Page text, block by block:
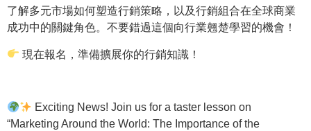
了解多元市場如何塑造行銷策略，以及行銷組合在全球商業
成功中的關鍵角色。不要錯過這個向行業翹楚學習的機會！
現在報名，準備擴展你的行銷知識！
Exciting News! Join us for a taster lesson on
“Marketing Around the World: The Importance of the